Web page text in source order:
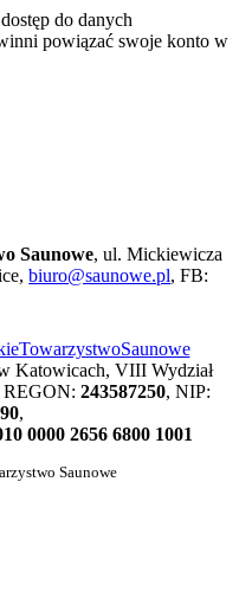
do danych
powiązać swoje konto w
Saunowe, ul. Mickiewicza
biuro@saunowe.pl, FB:
Katowicach, VIII Wydział
REGON: 243587250, NIP:
,
0000 2656 6800 1001
Saunowe